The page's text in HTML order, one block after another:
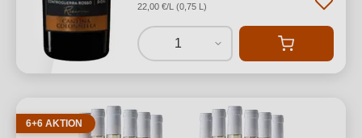
22,00 €/L (0,75 L)
1
6+6 AKTION